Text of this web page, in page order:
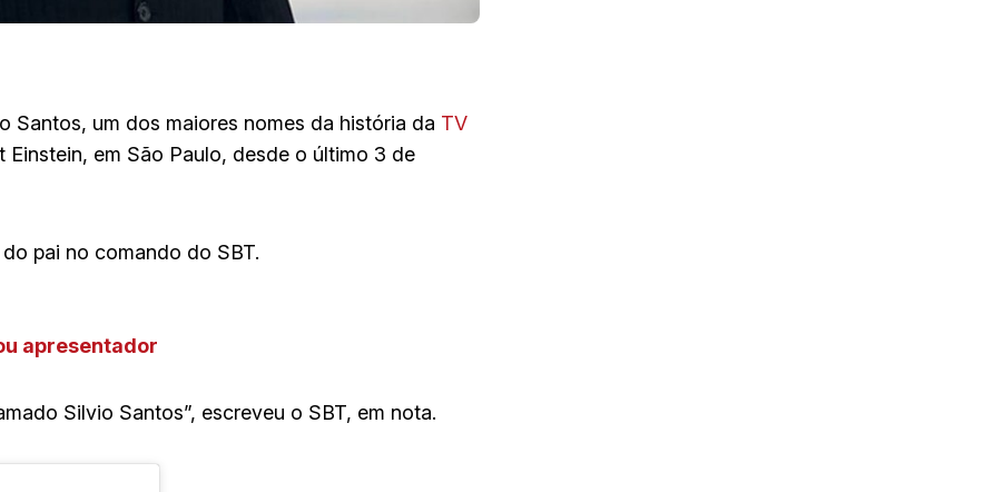
Santos, um dos maiores nomes da história da TV
Einstein, em São Paulo, desde o último 3 de
pai no comando do SBT.
apresentador
Silvio Santos”, escreveu o SBT, em nota.